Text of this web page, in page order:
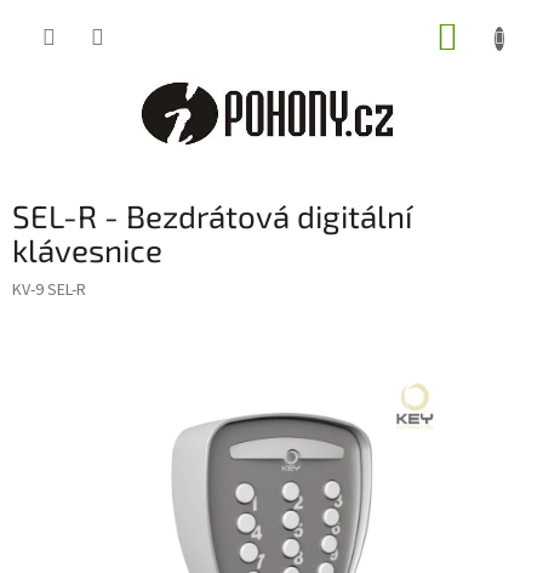
SEL-R - Bezdrátová digitální
klávesnice
KV-9 SEL-R